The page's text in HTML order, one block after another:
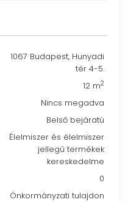
1067 Budapest, Hunyadi
tér 4-5.
12 m2
Nincs megadva
Belső bejáratú
Élelmiszer és élelmiszer
jellegű termékek
kereskedelme
0
Önkormányzati tulajdon